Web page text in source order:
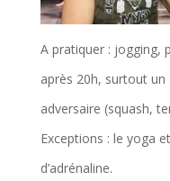
A pratiquer : jogging,
après 20h, surtout
adversaire (squash,
Exceptions : le yoga
d’adrénaline.